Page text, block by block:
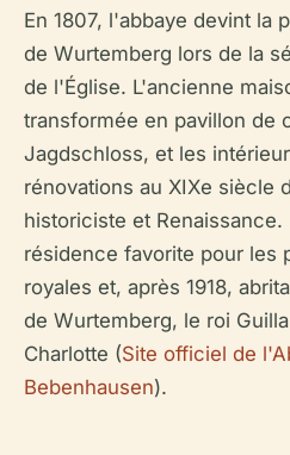
En 1807, l'abbaye devint la
de Wurtemberg lors de la
de l'Église. L'ancienne
transformée en pavillon de
Jagdschloss, et les
rénovations au XIXe siècle
historiciste et
résidence favorite pour les
royales et, après 1918,
de Wurtemberg, le roi
Charlotte (Site officiel de
Bebenhausen).